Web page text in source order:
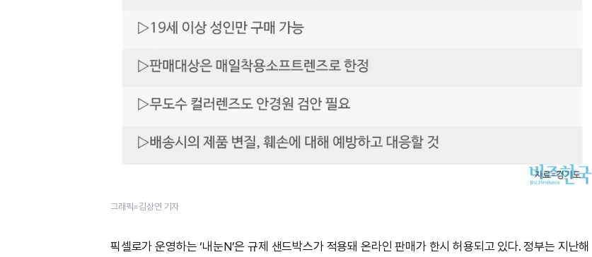
그래픽=김상연 기자
픽셀로가 운영하는 ‘내눈N’은 규제 샌드박스가 적용돼 온라인 판매가 한시 허용되고 있다. 정부는 지난해